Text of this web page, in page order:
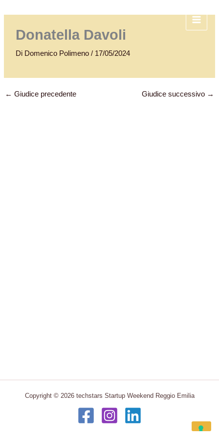
al
contenutoDonatella Davoli
Di Domenico Polimeno / 17/05/2024
← Giudice precedente Giudice successivo →
Copyright © 2026 techstars Startup Weekend Reggio Emilia